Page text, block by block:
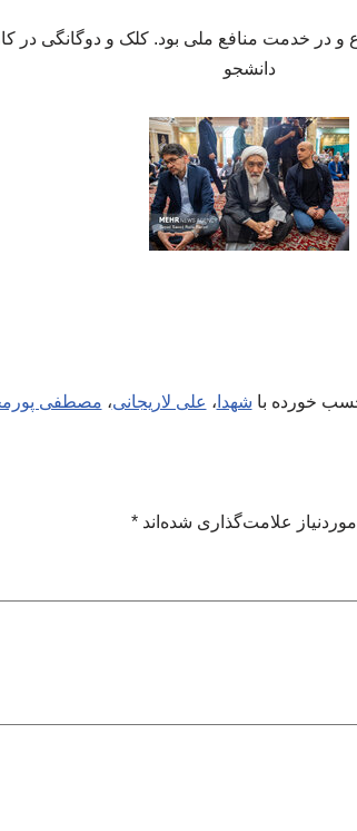
در خدمت منافع ملی بود. کلک و دوگانگی در
دانشجو
خورده با شهدا ، علی لاریجانی، مصطفی
علامت‌گذاری شده‌اند*